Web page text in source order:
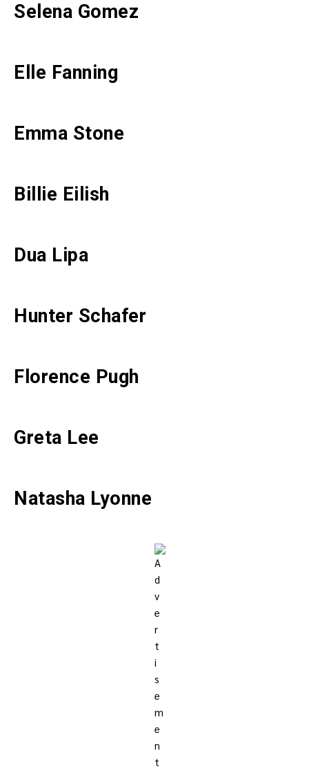
Selena Gomez
Elle Fanning
Emma Stone
Billie Eilish
Dua Lipa
Hunter Schafer
Florence Pugh
Greta Lee
Natasha Lyonne